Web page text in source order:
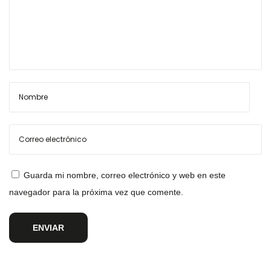
Guarda mi nombre, correo electrónico y web en este
navegador para la próxima vez que comente.